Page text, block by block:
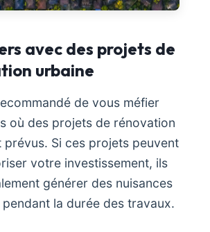
avec des projets de
urbaine
de vous méfier
où des projets de rénovation
prévus. Si ces projets peuvent
votre investissement, ils
générer des nuisances
la durée des travaux.